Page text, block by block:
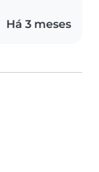
Há 3 meses